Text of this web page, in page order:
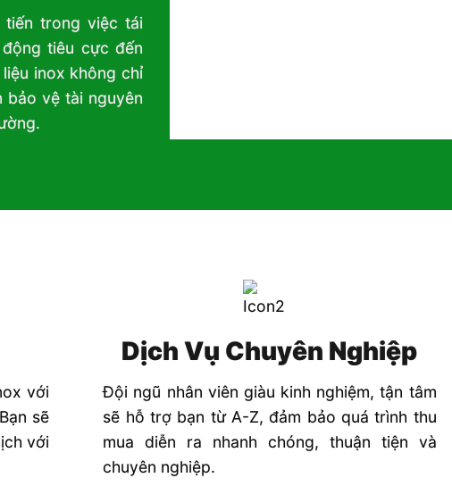
tiến trong việc tái
tiêu cực đến
inox không chỉ
bảo vệ tài nguyên
với
sẽ
với
Dịch Vụ Chuyên Nghiệp
Đội ngũ nhân viên giàu kinh nghiệm, tận tâm
sẽ hỗ trợ bạn từ A-Z, đảm bảo quá trình thu
mua diễn ra nhanh chóng, thuận tiện và
chuyên nghiệp.